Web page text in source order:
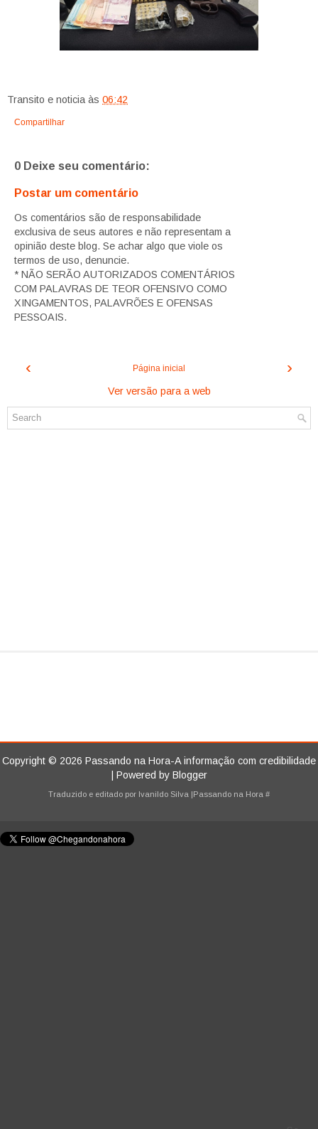
Transito e noticia às 06:42
Compartilhar
0 Deixe seu comentário:
Postar um comentário
Os comentários são de responsabilidade
exclusiva de seus autores e não representam a
opinião deste blog. Se achar algo que viole os
termos de uso, denuncie.
* NÃO SERÃO AUTORIZADOS COMENTÁRIOS
COM PALAVRAS DE TEOR OFENSIVO COMO
XINGAMENTOS, PALAVRÕES E OFENSAS
PESSOAIS.
‹ ›
Página inicial
Ver versão para a web
Copyright © 2026 Passando na Hora-A informação com credibilidade
| Powered by Blogger
Traduzido e editado por Ivanildo Silva |Passando na Hora #